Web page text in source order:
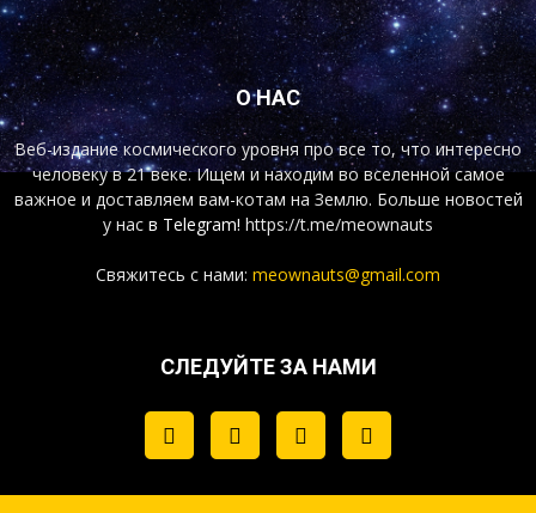
О НАС
Веб-издание космического уровня про все то, что интересно
человеку в 21 веке. Ищем и находим во вселенной самое
важное и доставляем вам-котам на Землю. Больше новостей
у нас в Telegram! https://t.me/meownauts
Свяжитесь с нами: meownauts@gmail.com
СЛЕДУЙТЕ ЗА НАМИ